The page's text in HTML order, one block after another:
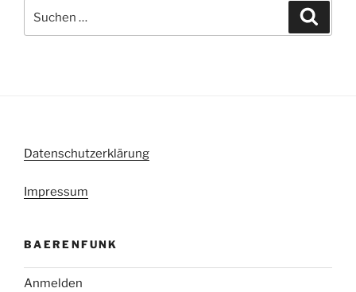
nach:
Datenschutzerklärung
Impressum
BAERENFUNK
Anmelden